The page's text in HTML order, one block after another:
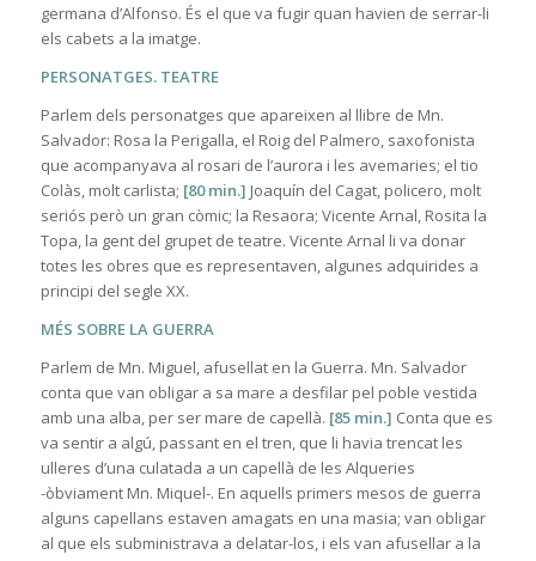
germana d’Alfonso. És el que va fugir quan havien de serrar-li
els cabets a la imatge.
PERSONATGES. TEATRE
Parlem dels personatges que apareixen al llibre de Mn.
Salvador: Rosa la Perigalla, el Roig del Palmero, saxofonista
que acompanyava al rosari de l’aurora i les avemaries; el tio
Colàs, molt carlista; [80 min.] Joaquín del Cagat, policero, molt
seriós però un gran còmic; la Resaora; Vicente Arnal, Rosita la
Topa, la gent del grupet de teatre. Vicente Arnal li va donar
totes les obres que es representaven, algunes adquirides a
principi del segle XX.
MÉS SOBRE LA GUERRA
Parlem de Mn. Miguel, afusellat en la Guerra. Mn. Salvador
conta que van obligar a sa mare a desfilar pel poble vestida
amb una alba, per ser mare de capellà. [85 min.] Conta que es
va sentir a algú, passant en el tren, que li havia trencat les
ulleres d’una culatada a un capellà de les Alqueries
-òbviament Mn. Miquel-. En aquells primers mesos de guerra
alguns capellans estaven amagats en una masia; van obligar
al que els subministrava a delatar-los, i els van afusellar a la